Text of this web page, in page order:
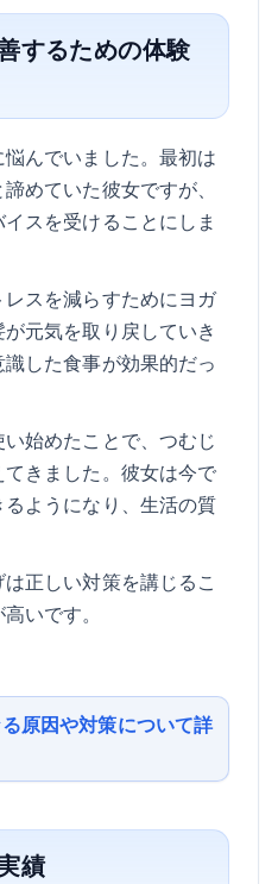
するための体験
んでいました。最初は
めていた彼女ですが、
スを受けることにしま
スを減らすためにヨガ
元気を取り戻していき
した食事が効果的だっ
始めたことで、つむじ
きました。彼女は今で
ようになり、生活の質
正しい対策を講じるこ
いです。
原因や対策について詳
績